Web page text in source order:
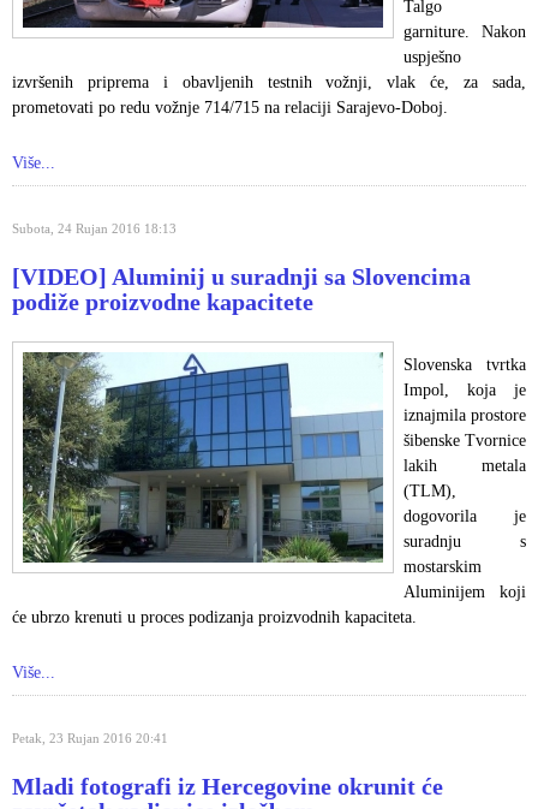
Talgo
garniture. Nakon
uspješno
izvršenih priprema i obavljenih testnih vožnji, vlak će, za sada,
prometovati po redu vožnje 714/715 na relaciji Sarajevo-Doboj.
Više...
Subota, 24 Rujan 2016 18:13
[VIDEO] Aluminij u suradnji sa Slovencima
podiže proizvodne kapacitete
Slovenska tvrtka
Impol, koja je
iznajmila prostore
šibenske Tvornice
lakih metala
(TLM),
dogovorila je
suradnju s
mostarskim
Aluminijem koji
će ubrzo krenuti u proces podizanja proizvodnih kapaciteta.
Više...
Petak, 23 Rujan 2016 20:41
Mladi fotografi iz Hercegovine okrunit će